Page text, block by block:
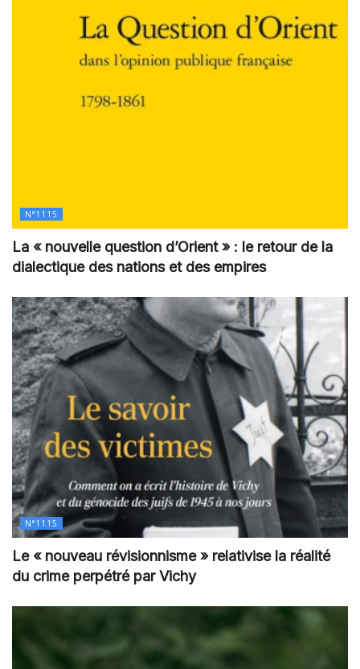
N°1115
La « nouvelle question d’Orient » : le retour de la
dialectique des nations et des empires
N°1115
Le « nouveau révisionnisme » relativise la réalité
du crime perpétré par Vichy